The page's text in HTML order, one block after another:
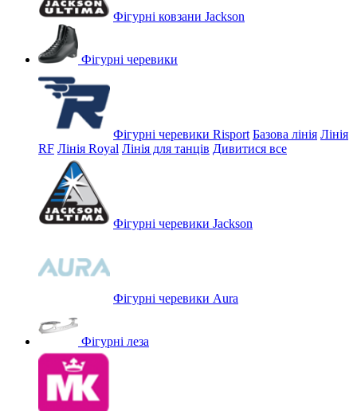
Фігурні ковзани Jackson
Фігурні черевики
Фігурні черевики Risport Базова лінія Лінія
RF Лінія Royal Лінія для танців Дивитися все
Фігурні черевики Jackson
Фігурні черевики Aura
Фігурні леза